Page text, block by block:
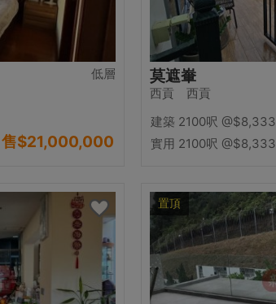
低層
售$21,000,000
莫遮輋
西貢 西貢
建築 2100呎 @$8,333
實用 2100呎 @$8,333
置頂